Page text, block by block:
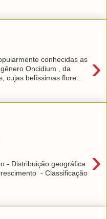
›
conhecidas as
Oncidium , da
cujas belíssimas flore...
›
- Distribuição geográfica
- Classificação